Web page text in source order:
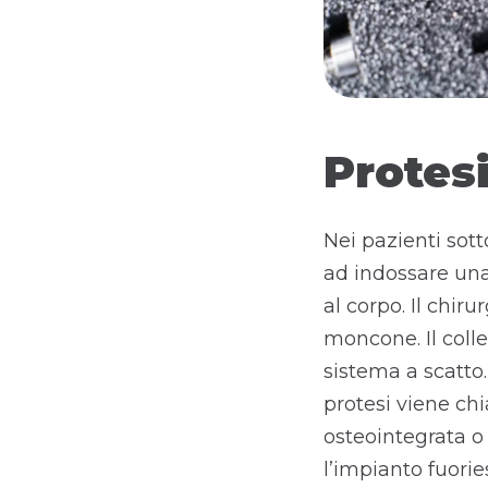
Nei pazienti
ad indossare
al corpo. Il
moncone. Il
sistema a
protesi viene
osteointegrata o
l’impianto